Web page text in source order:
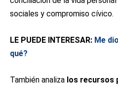
sociales y compromiso cívico.
LE PUEDE INTERESAR: Me
qué?
También analiza los recursos